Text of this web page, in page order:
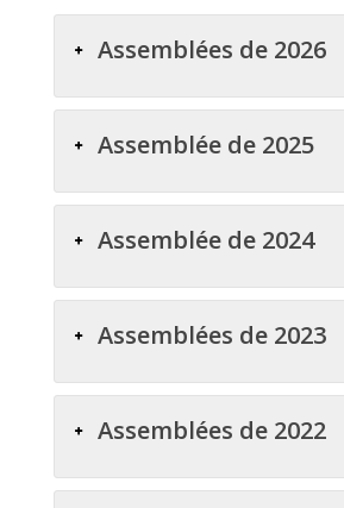
Assemblées de 2026
Assemblée de 2025
Assemblée de 2024
Assemblées de 2023
Assemblées de 2022